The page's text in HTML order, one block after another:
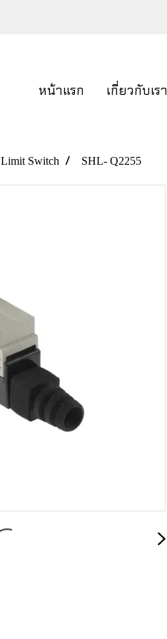
หน้าแรก เกี่ยวกับเรา
Limit Switch SHL- Q2255